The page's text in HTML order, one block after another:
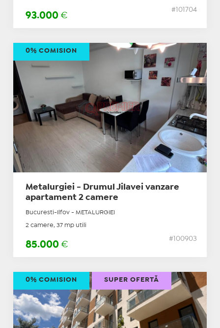
93.000 €
#101704
Metalurgiei - Drumul Jilavei vanzare
apartament 2 camere
Bucuresti-Ilfov - METALURGIEI
2 camere, 37 mp utili
85.000 €
#100903
0% COMISION
0% COMISION SUPER OFERTĂ